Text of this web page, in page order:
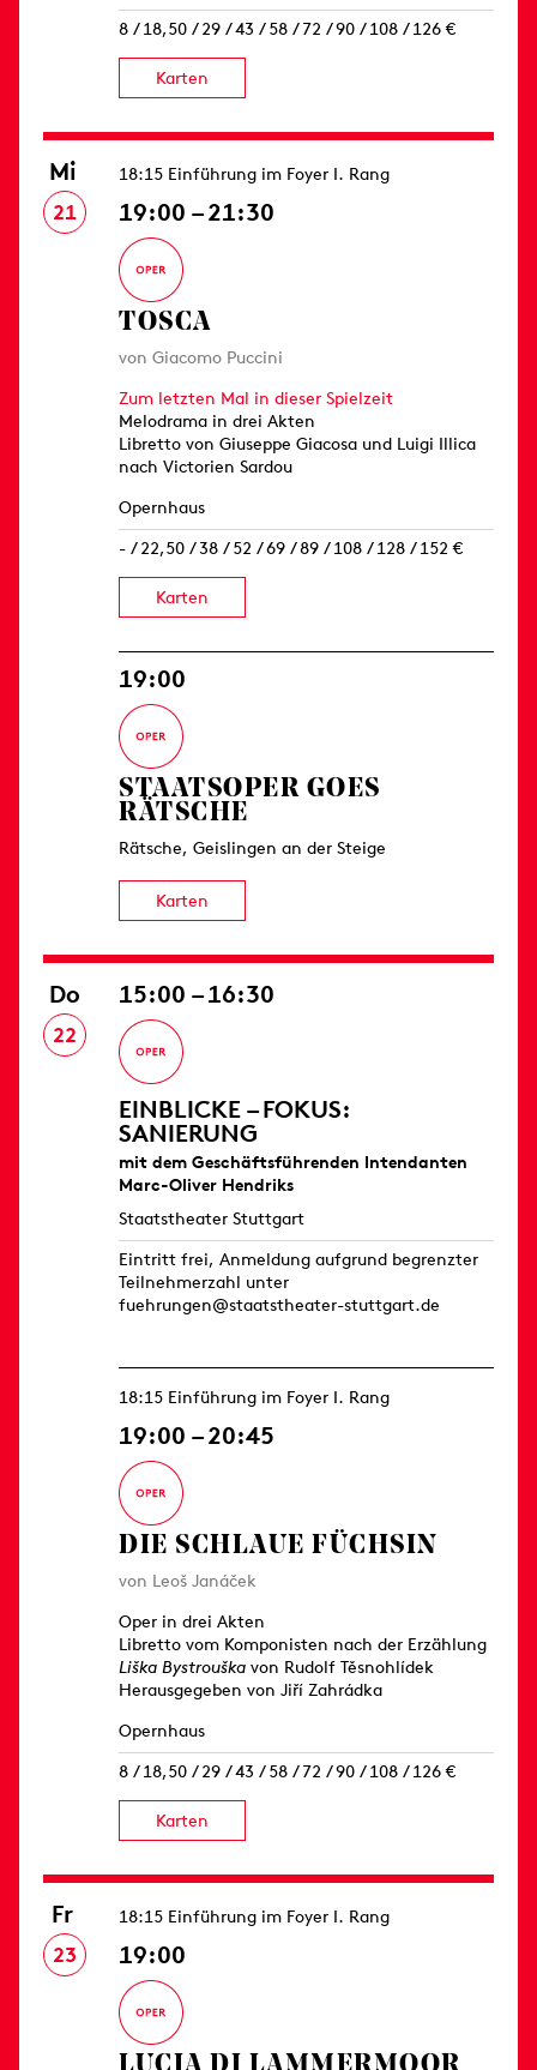
8 / 18,50 / 29 / 43 / 58 / 72 / 90 / 108 / 126 €
Karten
Mi
21
18:15 Einführung im Foyer I. Rang
19:00 – 21:30
TOSCA
von Giacomo Puccini
Zum letzten Mal in dieser Spielzeit
Melodrama in drei Akten
Libretto von Giuseppe Giacosa und Luigi Illica
nach Victorien Sardou
Opernhaus
- / 22,50 / 38 / 52 / 69 / 89 / 108 / 128 / 152 €
Karten
19:00
STAATSOPER GOES
RÄTSCHE
Rätsche, Geislingen an der Steige
Karten
Do
22
15:00 – 16:30
EINBLICKE – FOKUS:
SANIERUNG
mit dem Geschäftsführenden Intendanten
Marc-Oliver Hendriks
Staatstheater Stuttgart
Eintritt frei, Anmeldung aufgrund begrenzter
Teilnehmerzahl unter
fuehrungen@staatstheater-stuttgart.de
18:15 Einführung im Foyer I. Rang
19:00 – 20:45
DIE SCHLAUE FÜCHSIN
von Leoš Janáček
Oper in drei Akten
Libretto vom Komponisten nach der Erzählung
Liška Bystrouška von Rudolf Těsnohlídek
Herausgegeben von Jiří Zahrádka
Opernhaus
8 / 18,50 / 29 / 43 / 58 / 72 / 90 / 108 / 126 €
Karten
Fr
23
18:15 Einführung im Foyer I. Rang
19:00